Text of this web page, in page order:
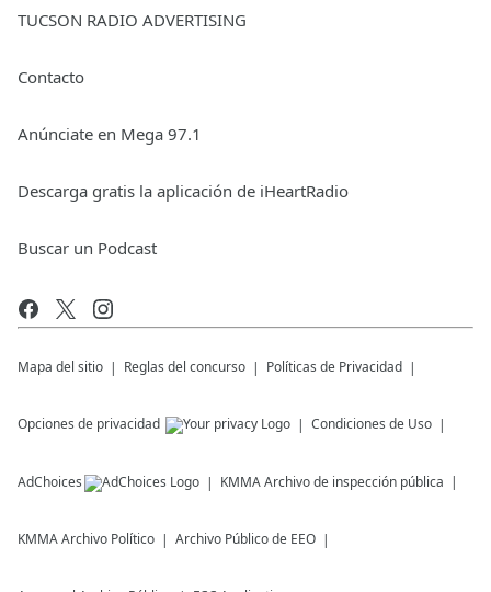
TUCSON RADIO ADVERTISING
Contacto
Anúnciate en Mega 97.1
Descarga gratis la aplicación de iHeartRadio
Buscar un Podcast
Mapa del sitio Reglas del concurso Políticas de Privacidad
Opciones de privacidad Condiciones de Uso
AdChoices KMMAArchivo de inspección pública
KMMAArchivo Político Archivo Público de EEO